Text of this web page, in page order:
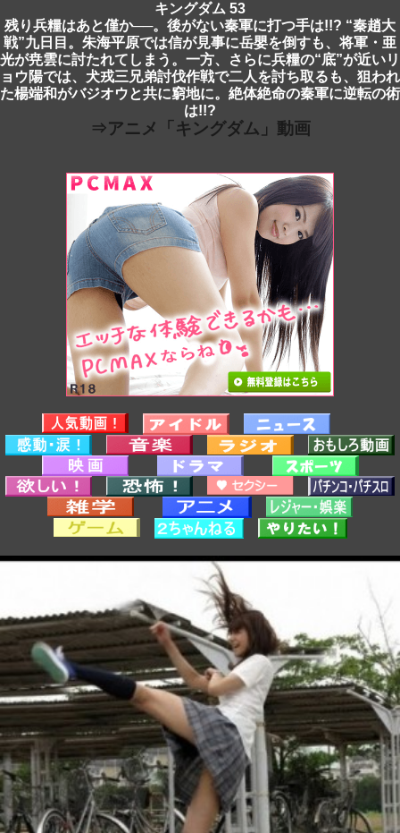
キングダム 53
残り兵糧はあと僅か──。後がない秦軍に打つ手は!!? “秦趙大
戦”九日目。朱海平原では信が見事に岳嬰を倒すも、将軍・亜
光が尭雲に討たれてしまう。一方、さらに兵糧の“底”が近いリ
ョウ陽では、犬戎三兄弟討伐作戦で二人を討ち取るも、狙われ
た楊端和がバジオウと共に窮地に。絶体絶命の秦軍に逆転の術
は!!?
⇒アニメ「キングダム」動画